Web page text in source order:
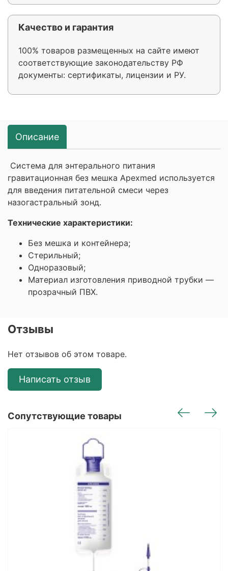
Качество и гарантия
100% товаров размещенных на сайте имеют
соответствующие законодательству РФ
документы: сертификаты, лицензии и РУ.
Описание
Система для энтерального питания
гравитационная без мешка Apexmed используется
для введения питательной смеси через
назогастральный зонд.
Технические характеристики:
Без мешка и контейнера;
Стерильный;
Одноразовый;
Материал изготовления приводной трубки —
прозрачный ПВХ.
Отзывы
Нет отзывов об этом товаре.
Написать отзыв
Сопутствующие товары